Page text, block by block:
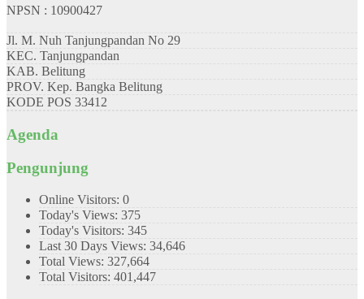
NPSN : 10900427
Jl. M. Nuh Tanjungpandan No 29
KEC. Tanjungpandan
KAB. Belitung
PROV. Kep. Bangka Belitung
KODE POS 33412
Agenda
Pengunjung
Online Visitors: 0
Today's Views: 375
Today's Visitors: 345
Last 30 Days Views: 34,646
Total Views: 327,664
Total Visitors: 401,447